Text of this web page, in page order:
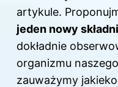
artykule.
jeden nowy
dokładnie
organizmu
zauważymy